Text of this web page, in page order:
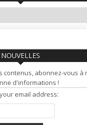
NOUVELLES
contenus, abonnez-vous à
d'informations !
email address: